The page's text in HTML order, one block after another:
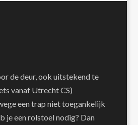
de deur, ook uitstekend te
vanaf Utrecht CS)
een trap niet toegankelijk
je een rolstoel nodig? Dan